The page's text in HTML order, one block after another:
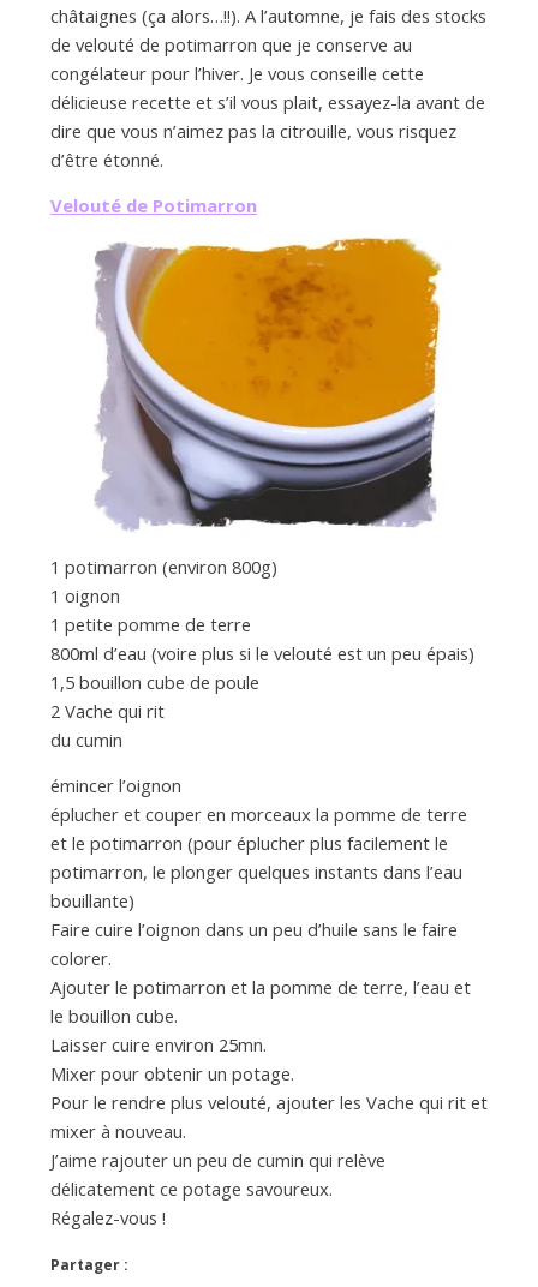
châtaignes (ça alors…!!). A l’automne, je fais des stocks
de velouté de potimarron que je conserve au
congélateur pour l’hiver. Je vous conseille cette
délicieuse recette et s’il vous plait, essayez-la avant de
dire que vous n’aimez pas la citrouille, vous risquez
d’être étonné.
Velouté de Potimarron
1 potimarron (environ 800g)
1 oignon
1 petite pomme de terre
800ml d’eau (voire plus si le velouté est un peu épais)
1,5 bouillon cube de poule
2 Vache qui rit
du cumin
émincer l’oignon
éplucher et couper en morceaux la pomme de terre
et le potimarron (pour éplucher plus facilement le
potimarron, le plonger quelques instants dans l’eau
bouillante)
Faire cuire l’oignon dans un peu d’huile sans le faire
colorer.
Ajouter le potimarron et la pomme de terre, l’eau et
le bouillon cube.
Laisser cuire environ 25mn.
Mixer pour obtenir un potage.
Pour le rendre plus velouté, ajouter les Vache qui rit et
mixer à nouveau.
J’aime rajouter un peu de cumin qui relève
délicatement ce potage savoureux.
Régalez-vous !
Partager :